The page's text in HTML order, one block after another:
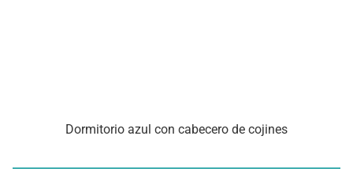
Dormitorio azul con cabecero de cojines